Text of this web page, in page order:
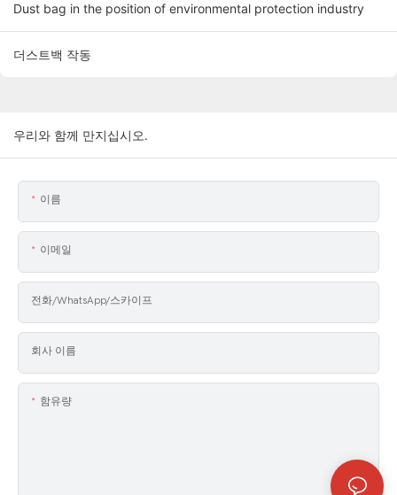
Dust bag in the position of environmental protection industry
더스트백 작동
우리와 함께 만지십시오.
이름
이메일
전화/WhatsApp/스카이프
회사 이름
함유량